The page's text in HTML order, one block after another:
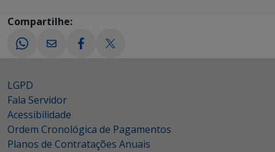
Compartilhe:
LGPD
Fala Servidor
Acessibilidade
Ordem Cronológica de Pagamentos
Planos de Contratações Anuais